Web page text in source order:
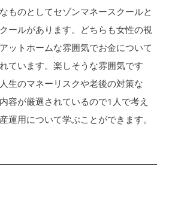
ものとしてセゾンマネースクールと
ールがあります。どちらも女性の視
ットホームな雰囲気でお金について
ています。楽しそうな雰囲気です
生のマネーリスクや老後の対策な
容が厳選されているので1人で考え
運用について学ぶことができます。